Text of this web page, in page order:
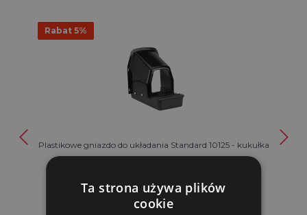
Rabat 5%
Plastikowe gniazdo do układania Standard 10125 - kukułka
76.20 zl
Ta strona używa plików
cookie